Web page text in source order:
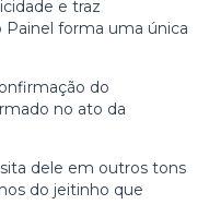
e traz
Painel forma uma única
do
no ato da
dele em outros tons
do jeitinho que